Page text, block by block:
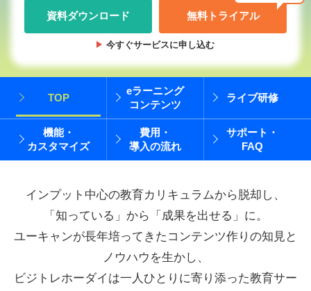
資料ダウンロード 無料トライアル
今すぐサービスに申し込む
TOP
eラーニング
コンテンツ
ライブ研修
機能・
カスタマイズ
費用・
導入の流れ
サポート・
FAQ
インプット中心の教育カリキュラムから脱却し、
「知っている」から「成果を出せる」に。
ユーキャンが長年培ってきたコンテンツ作りの知見と
ノウハウを生かし、
ビジトレホーダイは一人ひとりに寄り添った教育サー